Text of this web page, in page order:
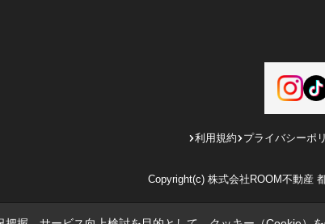
利用規約 プライバシーポ
Copyright(c) 株式会社ROOM不動産